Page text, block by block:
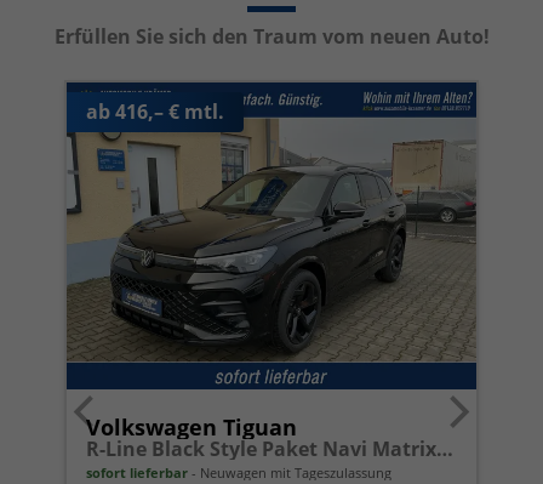
Erfüllen Sie sich den Traum vom neuen Auto!
ab 416,– € mtl.
Volkswagen Tiguan
R-Line Black Style Paket Navi Matrix-LED ACC
sofort lieferbar Neuwagen mit Tageszulassung